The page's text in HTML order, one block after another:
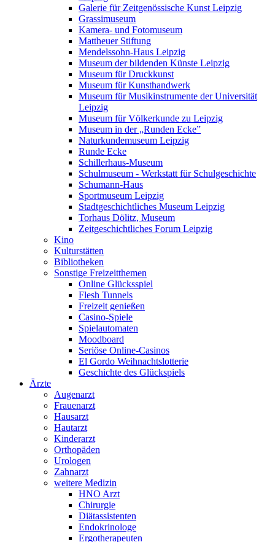
Galerie für Zeitgenössische Kunst Leipzig
Grassimuseum
Kamera- und Fotomuseum
Mattheuer Stiftung
Mendelssohn-Haus Leipzig
Museum der bildenden Künste Leipzig
Museum für Druckkunst
Museum für Kunsthandwerk
Museum für Musikinstrumente der Universität
Leipzig
Museum für Völkerkunde zu Leipzig
Museum in der „Runden Ecke”
Naturkundemuseum Leipzig
Runde Ecke
Schillerhaus-Museum
Schulmuseum - Werkstatt für Schulgeschichte
Schumann-Haus
Sportmuseum Leipzig
Stadtgeschichtliches Museum Leipzig
Torhaus Dölitz, Museum
Zeitgeschichtliches Forum Leipzig
Kino
Kulturstätten
Bibliotheken
Sonstige Freizeitthemen
Online Glücksspiel
Flesh Tunnels
Freizeit genießen
Casino-Spiele
Spielautomaten
Moodboard
Seriöse Online-Casinos
El Gordo Weihnachtslotterie
Geschichte des Glückspiels
Ärzte
Augenarzt
Frauenarzt
Hausarzt
Hautarzt
Kinderarzt
Orthopäden
Urologen
Zahnarzt
weitere Medizin
HNO Arzt
Chirurgie
Diätassistenten
Endokrinologe
Ergotherapeuten